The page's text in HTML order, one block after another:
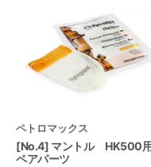
ペトロマックス
[No.4] マントル HK500
ペアパーツ